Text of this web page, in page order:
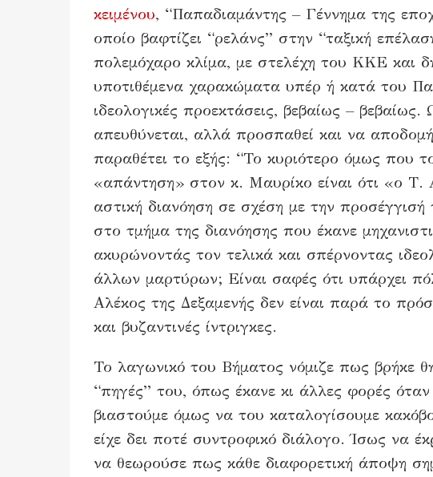
κειμένου, “Παπαδιαμάντης – Γέννημα της
οποίο βαφτίζει “ρελάνς” στην “ταξική
πολεμόχαρο κλίμα, με στελέχη του ΚΚΕ και
υποτιθέμενα χαρακώματα υπέρ ή κατά του
ιδεολογικές προεκτάσεις, βεβαίως –
απευθύνεται, αλλά προσπαθεί και να
παραθέτει το εξής: “Το κυριότερο όμως που
«απάντηση» στον κ. Μαυρίκο είναι ότι «ο Τ.
αστική διανόηση σε σχέση με την
στο τμήμα της διανόησης που έκανε
ακυρώνοντάς τον τελικά και σπέρνοντας
άλλων μαρτύρων; Είναι σαφές ότι υπάρχει
Αλέκος της Δεξαμενής δεν είναι παρά το
και βυζαντινές ίντριγκες.
Το λαγωνικό του Βήματος νόμιζε πως βρήκε
“πηγές” του, όπως έκανε κι άλλες φορές
βιαστούμε όμως να του καταλογίσουμε
είχε δει ποτέ συντροφικό διάλογο. Ίσως να
να θεωρούσε πως κάθε διαφορετική άποψη